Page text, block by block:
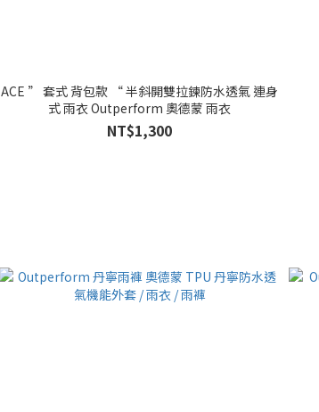
ACE ” 套式 背包款 “ 半斜開雙拉鍊防水透氣 連身
式 雨衣 Outperform 奧德蒙 雨衣
NT$1,300